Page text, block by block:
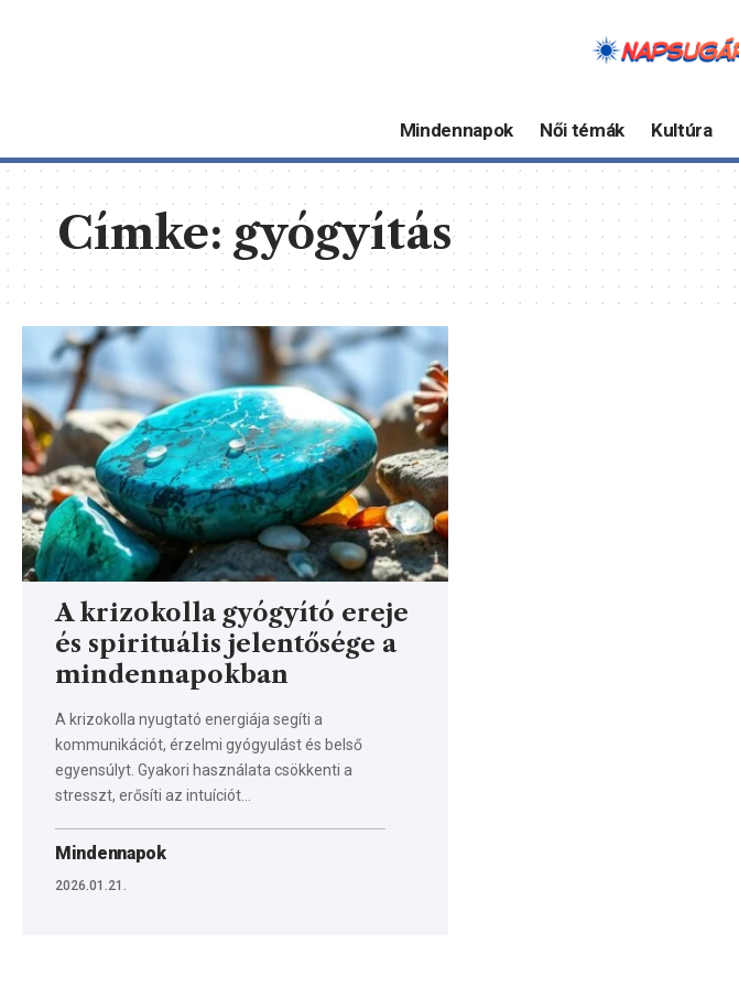
Mindennapok Női témák Kultúra
Címke: gyógyítás
A krizokolla gyógyító ereje
és spirituális jelentősége a
mindennapokban
A krizokolla nyugtató energiája segíti a
kommunikációt, érzelmi gyógyulást és belső
egyensúlyt. Gyakori használata csökkenti a
stresszt, erősíti az intuíciót…
Mindennapok
2026.01.21.